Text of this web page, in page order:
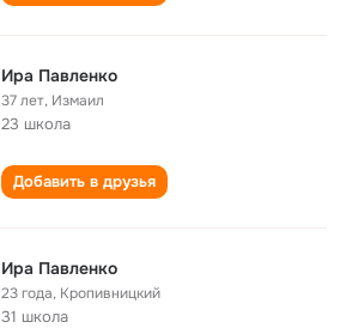
Ира Павленко
37 лет, Измаил
23 школа
Добавить в друзья
Ира Павленко
23 года, Кропивницкий
31 школа